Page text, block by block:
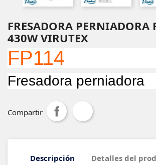
FRESADORA PERNIADORA
430W VIRUTEX
FP114
Fresadora perniadora
Compartir
Descripción
Detalles del